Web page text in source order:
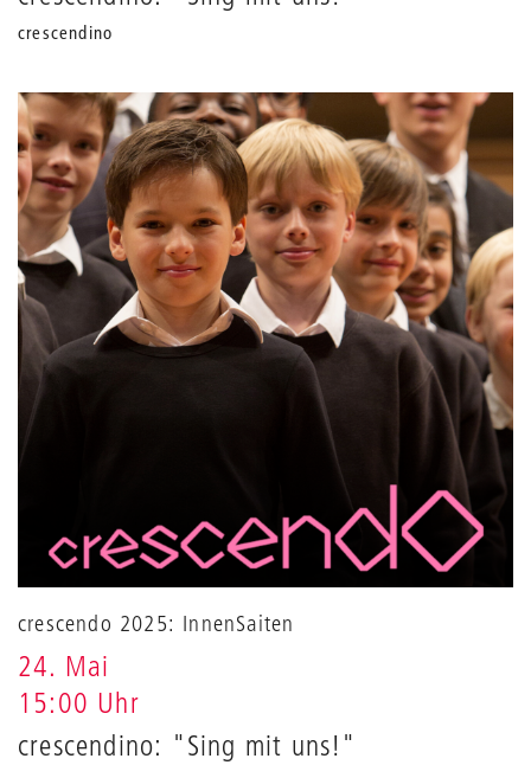
crescendino
crescendo 2025: InnenSaiten
24. Mai
15:00 Uhr
crescendino: "Sing mit uns!"